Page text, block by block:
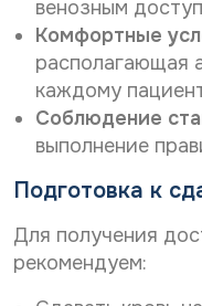
венозным
Комфортные
располагающая
каждому
Соблюдение
выполнение
Подготовка к
Для получения
рекомендуем: